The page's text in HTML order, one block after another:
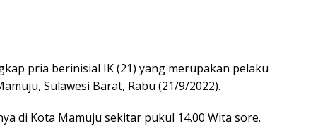
pria berinisial IK (21) yang merupakan pelaku
Sulawesi Barat, Rabu (21/9/2022).
di Kota Mamuju sekitar pukul 14.00 Wita sore.